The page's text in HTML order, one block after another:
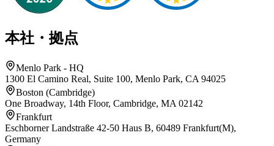
本社・拠点
Menlo Park - HQ
1300 El Camino Real, Suite 100, Menlo Park, CA 94025
Boston (Cambridge)
One Broadway, 14th Floor, Cambridge, MA 02142
Frankfurt
Eschborner Landstraße 42-50 Haus B, 60489 Frankfurt(M),
Germany